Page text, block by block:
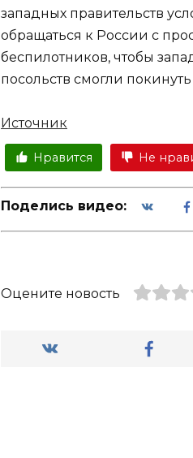
западных правительств
обращаться к России с
беспилотников, чтобы
посольств смогли покинуть
Источник
Нравится Не
Поделись видео:
Оцените новость